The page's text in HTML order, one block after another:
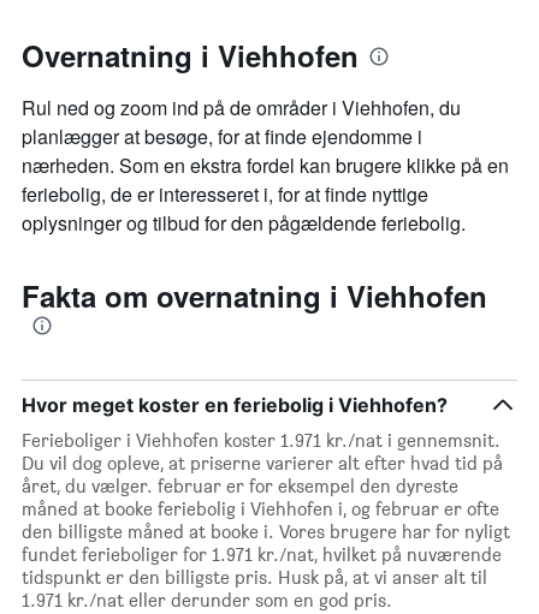
Overnatning i Viehhofen
Rul ned og zoom ind på de områder i Viehhofen, du
planlægger at besøge, for at finde ejendomme i
nærheden. Som en ekstra fordel kan brugere klikke på en
feriebolig, de er interesseret i, for at finde nyttige
oplysninger og tilbud for den pågældende feriebolig.
Fakta om overnatning i Viehhofen
Hvor meget koster en feriebolig i Viehhofen?
Ferieboliger i Viehhofen koster 1.971 kr./nat i gennemsnit.
Du vil dog opleve, at priserne varierer alt efter hvad tid på
året, du vælger. februar er for eksempel den dyreste
måned at booke feriebolig i Viehhofen i, og februar er ofte
den billigste måned at booke i. Vores brugere har for nyligt
fundet ferieboliger for 1.971 kr./nat, hvilket på nuværende
tidspunkt er den billigste pris. Husk på, at vi anser alt til
1.971 kr./nat eller derunder som en god pris.